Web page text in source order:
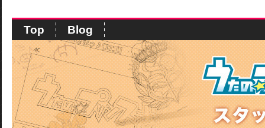
Top Blog